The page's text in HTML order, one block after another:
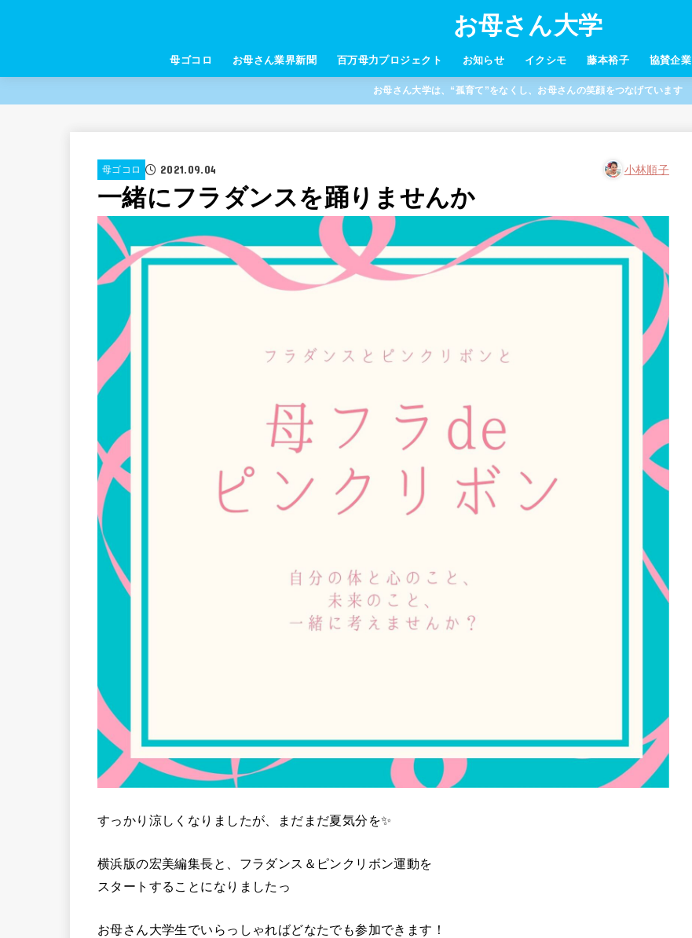
お母さん大学
母ゴコロ お母さん業界新聞 百万母力プロジェクト お知らせ イクシモ 藤本裕子 協賛企業
お母さん大学は、“孤育て”をなくし、お母さんの笑顔をつなげています
母ゴコロ 2021.09.04 小林順子
一緒にフラダンスを踊りませんか
すっかり涼しくなりましたが、まだまだ夏気分を✨
横浜版の宏美編集長と、フラダンス＆ピンクリボン運動を
スタートすることになりましたっ
お母さん大学生でいらっしゃればどなたでも参加できます！